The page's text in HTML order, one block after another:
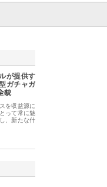
が提供す
ガチャガ
貌
を収益源に
って常に魅
、新たな什